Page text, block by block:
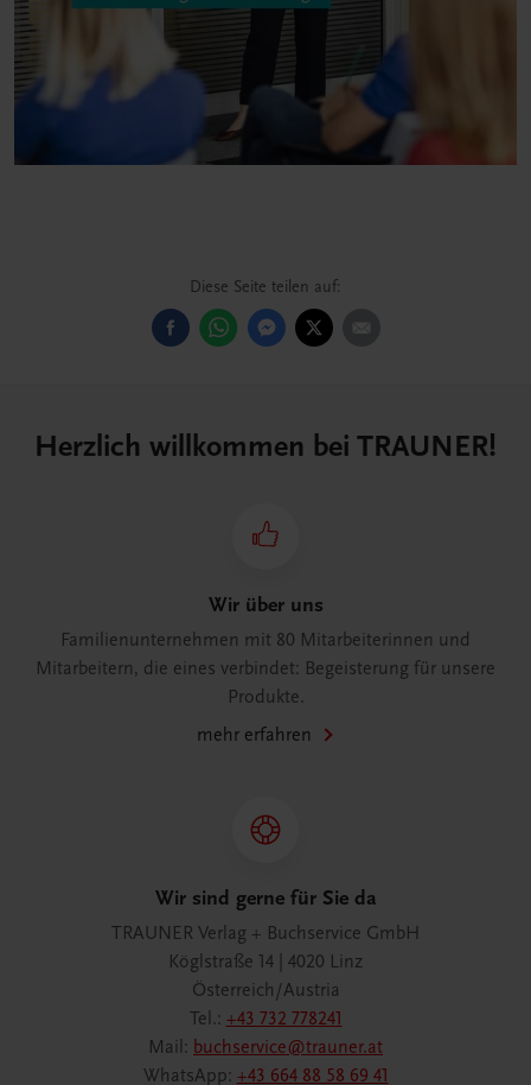
Diese Seite teilen auf:
Herzlich willkommen bei TRAUNER!
Wir über uns
Familienunternehmen mit 80 Mitarbeiterinnen und
Mitarbeitern, die eines verbindet: Begeisterung für unsere
Produkte.
mehr erfahren
Wir sind gerne für Sie da
TRAUNER Verlag + Buchservice GmbH
Köglstraße 14 | 4020 Linz
Österreich/Austria
Tel.: +43 732 778241
Mail: buchservice@trauner.at
WhatsApp: +43 664 88 58 69 41